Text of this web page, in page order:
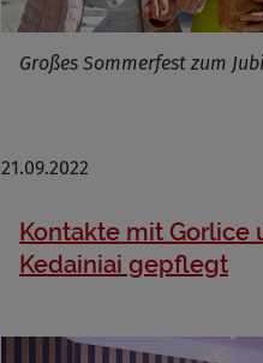
Großes Sommerfest zum
21.09.2022
Kontakte mit Gorlice
Kedainiai gepflegt